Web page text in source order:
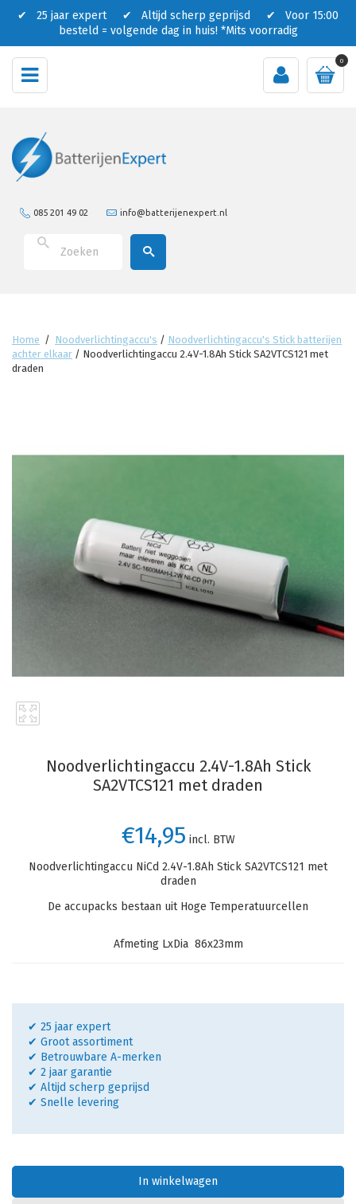
✔ 25 jaar expert ✔ Altijd scherp geprijsd ✔ Voor 15:00
besteld = volgende dag in huis! *Mits voorradig
0
085 201 49 02 info@batterijenexpert.nl
Home / Noodverlichtingaccu's / Noodverlichtingaccu's Stick batterijen
achter elkaar / Noodverlichtingaccu 2.4V-1.8Ah Stick SA2VTCS121 met
draden
Noodverlichtingaccu 2.4V-1.8Ah Stick
SA2VTCS121 met draden
€14,95 incl. BTW
Noodverlichtingaccu NiCd 2.4V-1.8Ah Stick SA2VTCS121 met
draden
De accupacks bestaan uit Hoge Temperatuurcellen
Afmeting LxDia 86x23mm
✔ 25 jaar expert
✔ Groot assortiment
✔ Betrouwbare A-merken
✔ 2 jaar garantie
✔ Altijd scherp geprijsd
✔ Snelle levering
In winkelwagen